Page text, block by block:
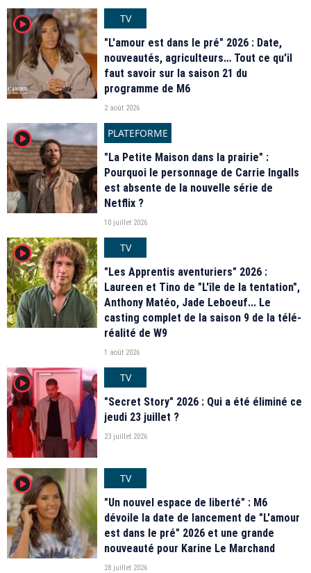
player2
TV
"L'amour est dans le pré" 2026 : Date,
nouveautés, agriculteurs… Tout ce qu'il
faut savoir sur la saison 21 du
programme de M6
2 août 2026
player2
PLATEFORME
"La Petite Maison dans la prairie" :
Pourquoi le personnage de Carrie Ingalls
est absente de la nouvelle série de
Netflix ?
10 juillet 2026
player2
TV
"Les Apprentis aventuriers" 2026 :
Laureen et Tino de "L'île de la tentation",
Anthony Matéo, Jade Leboeuf... Le
casting complet de la saison 9 de la télé-
réalité de W9
1 août 2026
player2
TV
"Secret Story" 2026 : Qui a été éliminé ce
jeudi 23 juillet ?
23 juillet 2026
player2
TV
"Un nouvel espace de liberté" : M6
dévoile la date de lancement de "L'amour
est dans le pré" 2026 et une grande
nouveauté pour Karine Le Marchand
28 juillet 2026